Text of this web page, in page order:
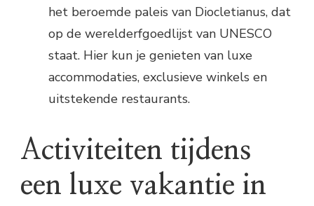
het beroemde paleis van Diocletianus, dat
op de werelderfgoedlijst van UNESCO
staat. Hier kun je genieten van luxe
accommodaties, exclusieve winkels en
uitstekende restaurants.
Activiteiten tijdens
een luxe vakantie in